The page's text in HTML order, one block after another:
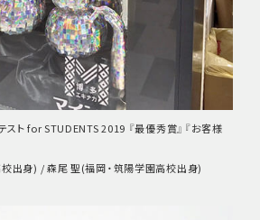
スト for STUDENTS 2019 『最優秀賞』『お客様
出身) / 森尾 聖(福岡・筑陽学園高校出身)